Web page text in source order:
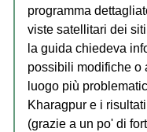
programma
viste satellitari dei
la guida chiedeva
possibili modifiche o
luogo più
Kharagpur e i
(grazie a un po' di